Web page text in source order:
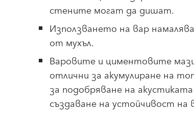
стените могат да дишат.
Използването на вар
от мухъл.
Варовите и циментовите
отлични за акумулиране на
за подобряване на
създаване на устойчивост на